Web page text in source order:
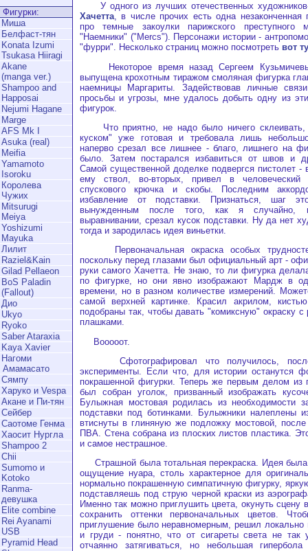
Фигурки:
Миша
Белфаст-тян
Konata Izumi
Tsukasa Hiiragi
Akane
(manga ver.)
Shampoo and
Happosai
Nejumi Hagane
Marge
AFS Mk I
Asuka (real)
Meifia
Yamamoto
Isoroku
Королева
Чужих
Mitsurugi
Meiya
Yoshizumi
Mayuka
Лилит
Raziel&Kain
Gilad Pellaeon
BoS Paladin
(Fallout)
Дио
Ukyo
Ryoko
Saber Ataraxia
Kaya Xavier
Нагоми
Амамасато
Сямпу
Харуко и Vespa
Акане и Пи-тян
Сейбер
Саотоме Генма
Хаосит Нургла
Shampoo 2
Chii
Sumomo и
Kotoko
Ranma-
девушка
Elite combine
Rei Ayanami
USB
Pyramid Head
У одного из лучших отечественных
Хачетта, в числе прочих есть одна незаконченная
про темные закоулки парижского преступного
"Наемники" ("Mercs"). Персонажи истории -
"фурри". Несколько страниц можно посмотреть вот
Некоторое время назад Сергеем
выпущена крохотным тиражом смоляная фигурка
наемницы Маргариты. Задействовав личные
просьбы и угрозы, мне удалось добыть одну из
фигурок.
Что приятно, не надо было ничего склеивать,
куском" уже готовая и требовала лишь
наперво срезал все лишнее - благо, лишнего на
было. Затем постарался избавиться от швов и
Самой существенной доделке подвергся пистолет -
ему ствол, во-вторых, привел в человеческий
спускового крючка и скобы. Последним
избавление от подставки. Признаться, шаг
вынужденным после того, как я случайно,
выравнивании, срезал кусок подставки. Ну да нет
тогда и зародилась идея виньетки.
Первоначальная окраска особых
поскольку перед глазами был официальный арт -
руки самого Хачетта. Не знаю, то ли фигурка
по фигурке, но они явно изображают Мардж в
времени, но в разном количестве измерений.
самой верхней картинке. Красил акрилом,
подобраны так, чтобы давать "комиксную" окраску
плашками.
Вооооот.
Сфотографировал что получилось,
эксперименты. Если что, для истории останутся
покрашенной фигурки. Теперь же первым делом из
был собран уголок, призванный изображать
Булыжная мостовая родилась из необходимости
подставки под ботинками. Булыжники налеплены
втиснуты в глиняную же подложку мостовой,
ПВА. Стена собрана из плоских листов пластика.
и самое нестрашное.
Страшной была тотальная перекраска. Идея была
ощущение нуара, столь характерное для
нормально покрашенную симпатичную фигурку,
подставляешь под струю черной краски из
Именно так можно приглушить цвета, окунуть сцену
сохранить оттенки первоначальных цветов.
приглушение было неравномерным, решил локально
и груди - понятно, что от сигареты света не
отчаянно затягиваться, но небольшая